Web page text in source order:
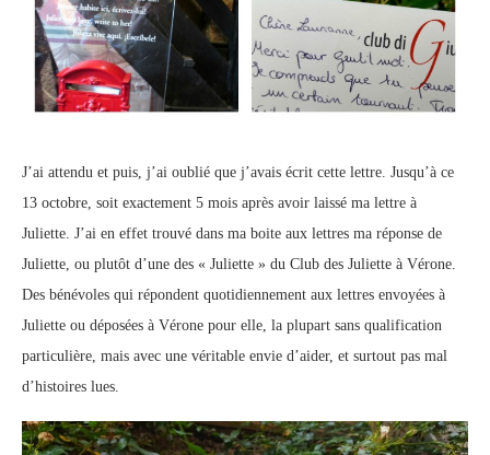
J’ai attendu et puis, j’ai oublié que j’avais écrit cette lettre. Jusqu’à ce
13 octobre, soit exactement 5 mois après avoir laissé ma lettre à
Juliette. J’ai en effet trouvé dans ma boite aux lettres ma réponse de
Juliette, ou plutôt d’une des « Juliette » du Club des Juliette à Vérone.
Des bénévoles qui répondent quotidiennement aux lettres envoyées à
Juliette ou déposées à Vérone pour elle, la plupart sans qualification
particulière, mais avec une véritable envie d’aider, et surtout pas mal
d’histoires lues.